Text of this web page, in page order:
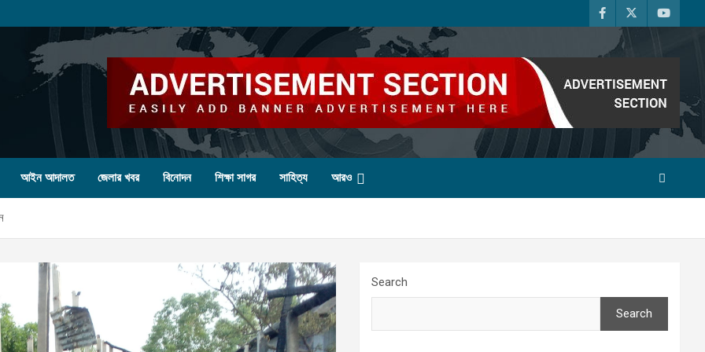
আইন আদালত জেলার খবর বিনোদন শিক্ষা সাগর সাহিত্য আরও
Search
Search